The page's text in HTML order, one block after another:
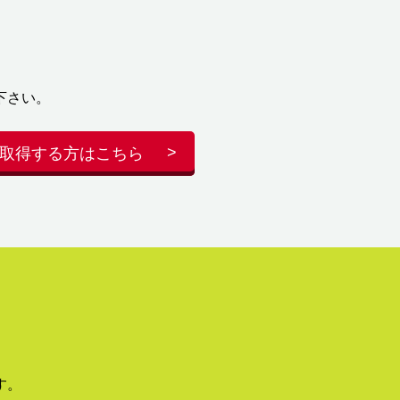
い。
得する方はこちら